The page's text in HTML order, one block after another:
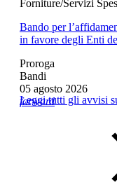
Forniture/Servizi
Bando per
in favore degli Enti
Proroga
Bandi
05 agosto 2026
forward
Leggi tutti gli avvisi